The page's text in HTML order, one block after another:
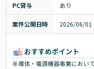
PC貸与 あり
案件公開日時 2026/06/01
おすすめポイント
半導体・電源機器事業におい